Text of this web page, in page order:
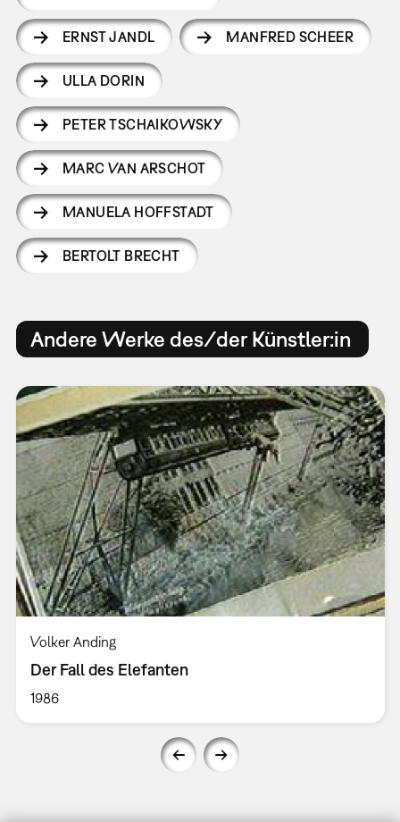
ERNST JANDL MANFRED SCHEER
ULLA DORIN
PETER TSCHAIKOWSKY
MARC VAN ARSCHOT
MANUELA HOFFSTADT
BERTOLT BRECHT
Andere Werke des/der Künstler:in
Volker Anding
Der Fall des Elefanten
1986